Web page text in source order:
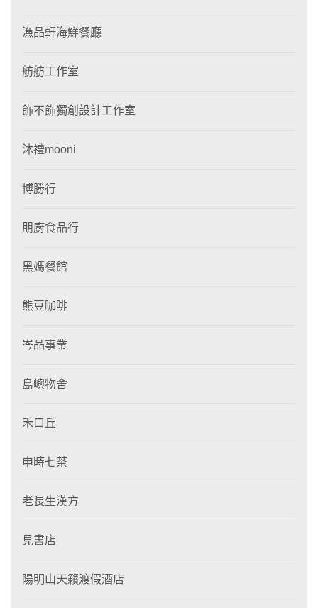
漁品軒海鮮餐廳
舫舫工作室
飾不飾獨創設計工作室
沐禮mooni
博勝行
朋廚食品行
黑媽餐館
熊豆咖啡
岑品事業
島嶼物舍
禾口丘
申時七茶
老長生漢方
見書店
陽明山天籟渡假酒店